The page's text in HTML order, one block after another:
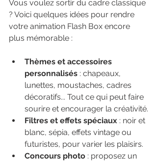
Vous voulez sortir du cadre classique
? Voici quelques idées pour rendre
votre animation Flash Box encore
plus mémorable :
Thèmes et accessoires
personnalisés : chapeaux,
lunettes, moustaches, cadres
décoratifs... Tout ce qui peut faire
sourire et encourager la créativité.
Filtres et effets spéciaux : noir et
blanc, sépia, effets vintage ou
futuristes, pour varier les plaisirs.
Concours photo : proposez un